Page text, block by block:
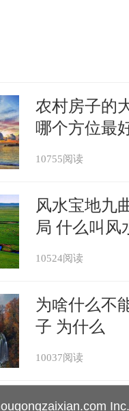
农村房子的
哪个方位最
10755阅读
风水宝地九
局 什么叫风
10524阅读
为啥什么不
子 为什么
10037阅读